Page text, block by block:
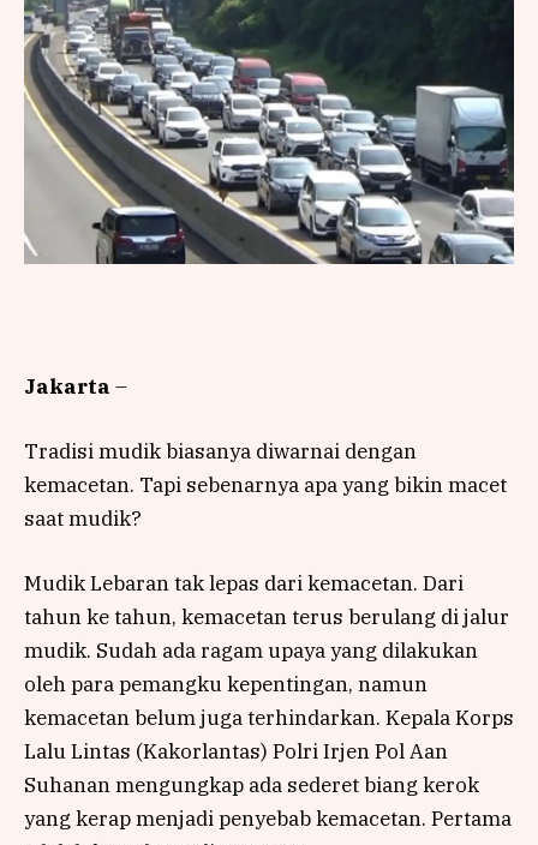
Jakarta –
Tradisi mudik biasanya diwarnai dengan
kemacetan. Tapi sebenarnya apa yang bikin macet
saat mudik?
Mudik Lebaran tak lepas dari kemacetan. Dari
tahun ke tahun, kemacetan terus berulang di jalur
mudik. Sudah ada ragam upaya yang dilakukan
oleh para pemangku kepentingan, namun
kemacetan belum juga terhindarkan. Kepala Korps
Lalu Lintas (Kakorlantas) Polri Irjen Pol Aan
Suhanan mengungkap ada sederet biang kerok
yang kerap menjadi penyebab kemacetan. Pertama